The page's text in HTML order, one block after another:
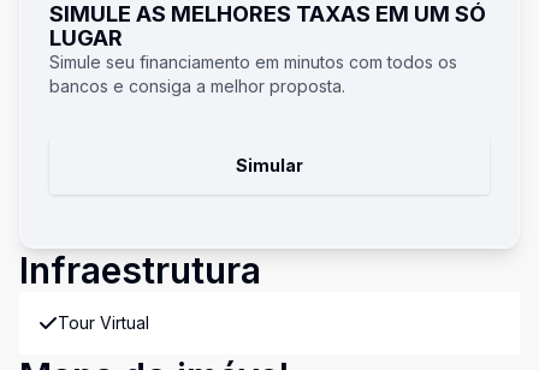
SIMULE AS MELHORES TAXAS EM UM SÓ
LUGAR
Simule seu financiamento em minutos com todos os
bancos e consiga a melhor proposta.
Simular
Infraestrutura
Tour Virtual